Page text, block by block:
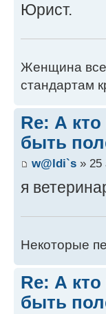
Юрист.
Женщина
стандартам
Re: А
быть
w@ldi`s » 25
я
Некоторые
Re: А
быть